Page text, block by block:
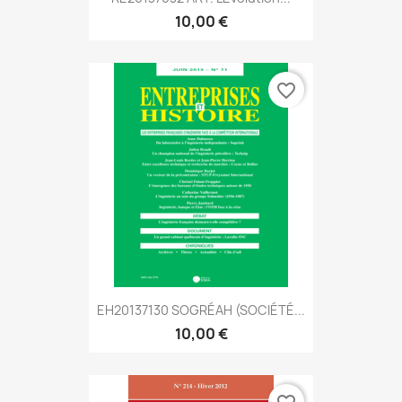
10,00 €
EH20137130 SOGRÉAH (SOCIÉTÉ...
10,00 €
favorite_border